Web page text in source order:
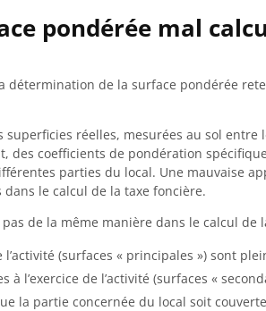
pondérée mal
de la surface pondérée
superficies réelles, mesurées au sol entre
des coefficients de pondération
parties du local. Une mauvaise
dans le calcul de la taxe foncière.
de la même manière dans le calcul de
l’activité (surfaces « principales ») sont
l’exercice de l’activité (surfaces «
la partie concernée du local soit